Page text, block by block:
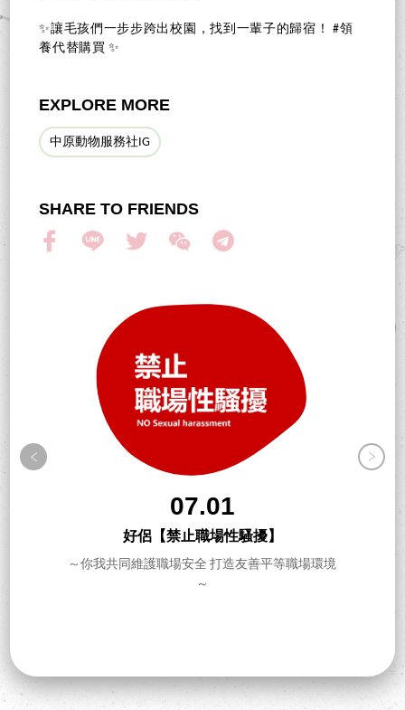
✨讓毛孩們一步步跨出校園，找到一輩子的歸宿！ #領
養代替購買 ✨
EXPLORE MORE
中原動物服務社IG
SHARE TO FRIENDS
07.01
好侶【禁止職場性騷擾】
～你我共同維護職場安全 打造友善平等職場環境
～